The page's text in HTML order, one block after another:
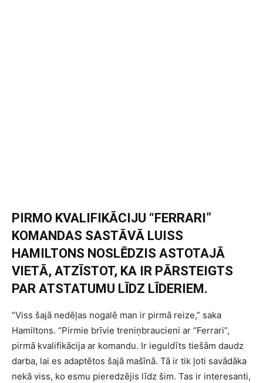
PIRMO KVALIFIKĀCIJU “FERRARI”
KOMANDAS SASTĀVĀ LUISS
HAMILTONS NOSLĒDZIS ASTOTAJĀ
VIETĀ, ATZĪSTOT, KA IR PĀRSTEIGTS
PAR ATSTATUMU LĪDZ LĪDERIEM.
“Viss šajā nedēļas nogalē man ir pirmā reize,” saka
Hamiltons. “Pirmie brīvie treniņbraucieni ar “Ferrari”,
pirmā kvalifikācija ar komandu. Ir ieguldīts tiešām daudz
darba, lai es adaptētos šajā mašīnā. Tā ir tik ļoti savādāka
nekā viss, ko esmu pieredzējis līdz šim. Tas ir interesanti,